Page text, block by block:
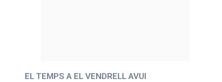
EL TEMPS A EL VENDRELL AVUI